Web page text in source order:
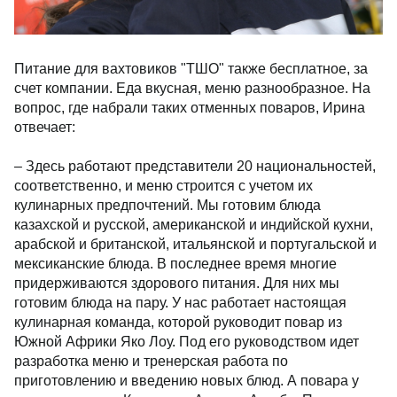
Питание для вахтовиков "ТШО" также бесплатное, за
счет компании. Еда вкусная, меню разнообразное. На
вопрос, где набрали таких отменных поваров, Ирина
отвечает:
– Здесь работают представители 20 национальностей,
соответственно, и меню строится с учетом их
кулинарных предпочтений. Мы готовим блюда
казахской и русской, американской и индийской кухни,
арабской и британской, итальянской и португальской и
мексиканские блюда. В последнее время многие
придерживаются здорового питания. Для них мы
готовим блюда на пару. У нас работает настоящая
кулинарная команда, которой руководит повар из
Южной Африки Яко Лоу. Под его руководством идет
разработка меню и тренерская работа по
приготовлению и введению новых блюд. А повара у